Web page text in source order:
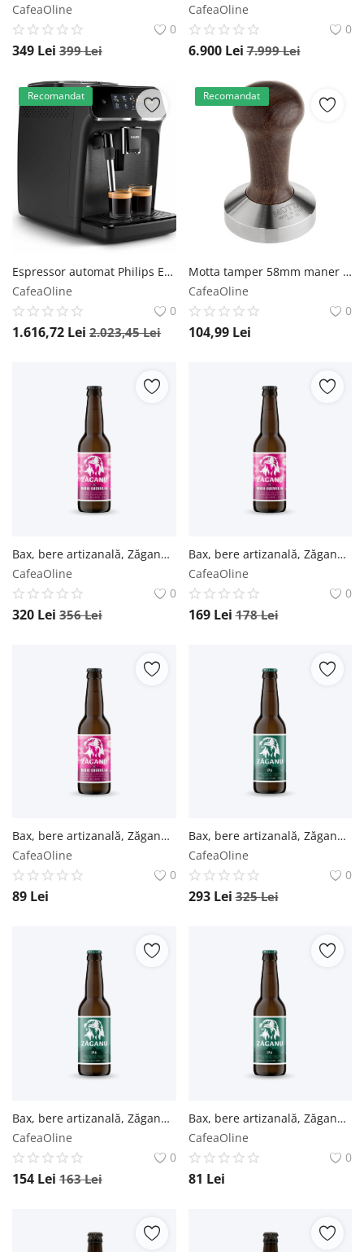
CafeaOline
0
349 Lei 399Lei
CafeaOline
0
6.900 Lei 7.999Lei
Recomandat
Espressor automat Philips EP2220 10, sistem de spumare a laptelui, 2 bauturi, filtru AquaClean, rasnita ceramica, optiune cafea macinata, Negru Philips Espressoare
CafeaOline
0
1.616,72 Lei 2.023,45Lei
Recomandat
Motta tamper 58mm maner lemn natur Motta
CafeaOline
0
104,99 Lei
Bax, bere artizanală, Zăganu x Guerrilla - 0.33L / 24 buc. Zăganu
CafeaOline
0
320 Lei 356Lei
Bax, bere artizanală, Zăganu x Guerrilla - 0.33L / 12 buc. Zăganu
CafeaOline
0
169 Lei 178Lei
Bax, bere artizanală, Zăganu x Guerrilla - 0.33L / 6 buc. Zăganu
CafeaOline
0
89 Lei
Bax, bere artizanală, Zăganu, IPA - 0.33L / 24 buc. Zăganu
CafeaOline
0
293 Lei 325Lei
Bax, bere artizanală, Zăganu, IPA - 0.33L / 12 buc. Zăganu
CafeaOline
0
154 Lei 163Lei
Bax, bere artizanală, Zăganu, IPA - 0.33L / 6 buc. Zăganu
CafeaOline
0
81 Lei